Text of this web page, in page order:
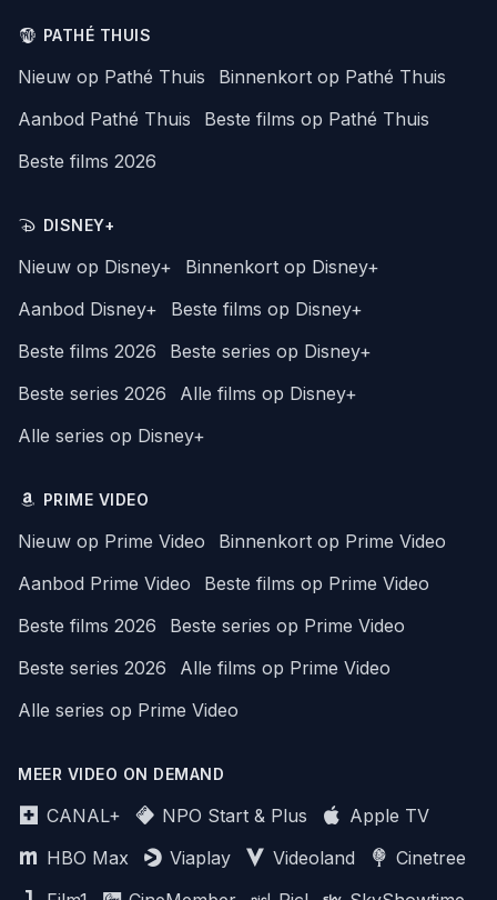
PATHÉ THUIS
Nieuw op Pathé Thuis
Binnenkort op Pathé Thuis
Aanbod Pathé Thuis
Beste films op Pathé Thuis
Beste films 2026
DISNEY+
Nieuw op Disney+
Binnenkort op Disney+
Aanbod Disney+
Beste films op Disney+
Beste films 2026
Beste series op Disney+
Beste series 2026
Alle films op Disney+
Alle series op Disney+
PRIME VIDEO
Nieuw op Prime Video
Binnenkort op Prime Video
Aanbod Prime Video
Beste films op Prime Video
Beste films 2026
Beste series op Prime Video
Beste series 2026
Alle films op Prime Video
Alle series op Prime Video
MEER VIDEO ON DEMAND
CANAL+ NPO Start & Plus
Apple TV
HBO Max
Viaplay Videoland
Cinetree